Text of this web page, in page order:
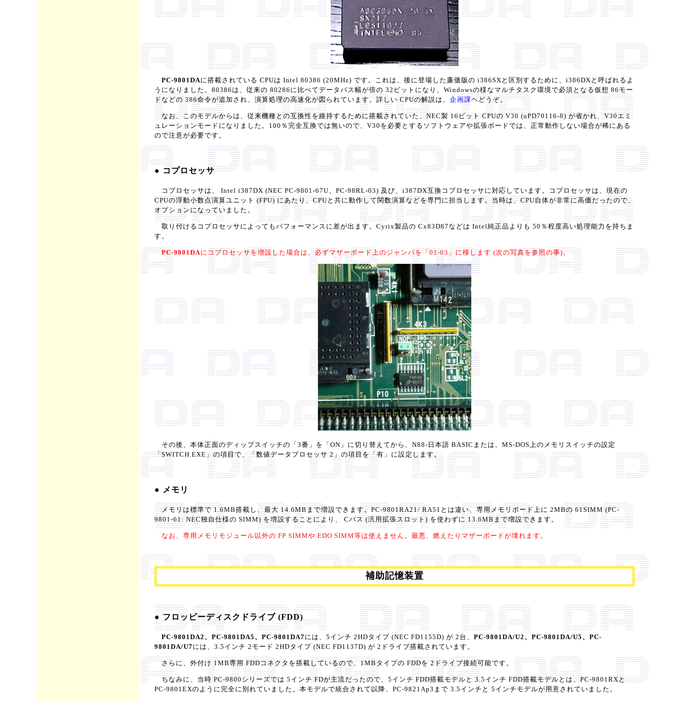
PC-9801DAに搭載されている CPUは Intel 80386 (20MHz) です。これは、後に登場した廉価版の i386SXと区別するために、i386DXと呼ばれるよ
うになりました。80386は、従来の 80286に比べてデータバス幅が倍の 32ビットになり、Windowsの様なマルチタスク環境で必須となる仮想 86モー
ドなどの 386命令が追加され、演算処理の高速化が図られています。詳しい CPUの解説は、 企画課ヘどうぞ。
なお、このモデルからは、従来機種との互換性を維持するために搭載されていた、NEC製 16ビット CPUの V30 (uPD70116-8) が省かれ、V30エミ
ュレーションモードになりました。100％完全互換では無いので、V30を必要とするソフトウェアや拡張ボードでは、正常動作しない場合が稀にある
ので注意が必要です。
● コプロセッサ
コプロセッサは、 Intel i387DX (NEC PC-9801-67U、PC-98RL-03) 及び、i387DX互換コプロセッサに対応しています。コプロセッサは、現在の
CPUの浮動小数点演算ユニット (FPU) にあたり、CPUと共に動作して関数演算などを専門に担当します。当時は、CPU自体が非常に高価だったので、
オプションになっていました。
取り付けるコプロセッサによってもパフォーマンスに差が出ます。Cyrix製品の Cx83D87などは Intel純正品よりも 50％程度高い処理能力を持ちま
す。
PC-9801DAにコプロセッサを増設した場合は、必ずマザーボード上のジャンパを「01-03」に移します (次の写真を参照の事)。
その後、本体正面のディップスイッチの「3番」を「ON」に切り替えてから、N88-日本語 BASICまたは、MS-DOS上のメモリスイッチの設定
「SWITCH.EXE」の項目で、「数値データプロセッサ 2」の項目を「有」に設定します。
● メモリ
メモリは標準で 1.6MB搭載し、最大 14.6MBまで増設できます。PC-9801RA21/ RA51とは違い、専用メモリボード上に 2MBの 61SIMM (PC-
9801-61: NEC独自仕様の SIMM) を増設することにより、 Cバス (汎用拡張スロット) を使わずに 13.6MBまで増設できます。
なお、専用メモリモジュール以外の FP SIMMや EDO SIMM等は使えません。最悪、燃えたりマザーボードが壊れます。
補助記憶装置
● フロッピーディスクドライブ (FDD)
PC-9801DA2、PC-9801DA5、PC-9801DA7には、5インチ 2HDタイプ (NEC FD1155D) が 2台、 PC-9801DA/U2、PC-9801DA/U5、PC-
9801DA/U7には、3.5インチ 2モード 2HDタイプ (NEC FD1137D) が 2ドライブ搭載されています。
さらに、外付け 1MB専用 FDDコネクタを搭載しているので、1MBタイプの FDDを 2ドライブ接続可能です。
ちなみに、当時 PC-9800シリーズでは 5インチ FDが主流だったので、5インチ FDD搭載モデルと 3.5インチ FDD搭載モデルとは、PC-9801RXと
PC-9801EXのように完全に別れていました。本モデルで統合されて以降、PC-9821Ap3まで 3.5インチと 5インチモデルが用意されていました。